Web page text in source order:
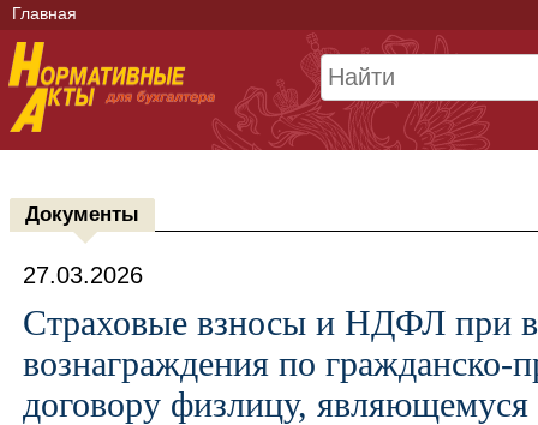
Главная
Документы
27.03.2026
Страховые взносы и НДФЛ при
вознаграждения по гражданско-
договору физлицу,